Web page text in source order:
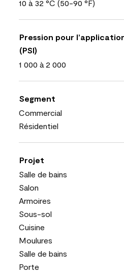
10 à 32 °C (50-90 °F)
Pression pour
(PSI)
1 000 à 2 000
Segment
Commercial
Résidentiel
Projet
Salle de bains
Salon
Armoires
Sous-sol
Cuisine
Moulures
Salle de bains
Porte